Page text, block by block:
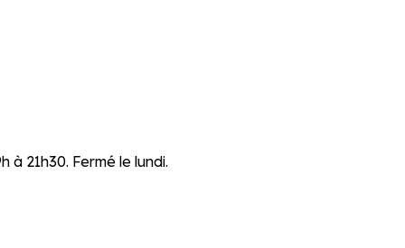
21h30. Fermé le lundi.